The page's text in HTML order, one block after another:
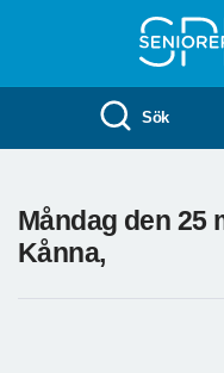
Sök
Måndag den 25
Kånna,